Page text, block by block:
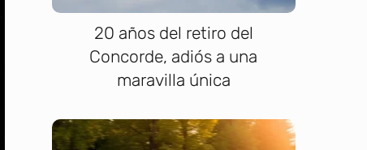
20 años del retiro del
Concorde, adiós a una
maravilla única